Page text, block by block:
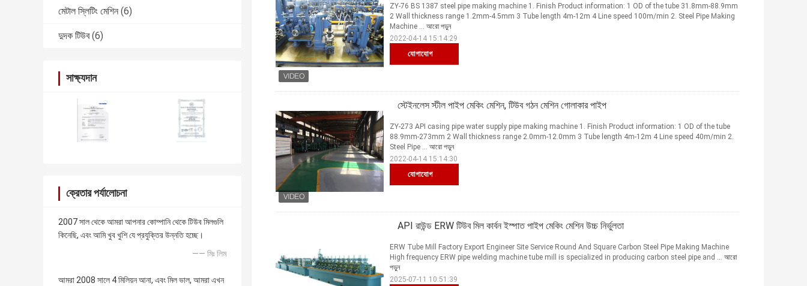
মেটাল স্লিটিং মেশিন (6)
দুদক টিউব (6)
সাক্ষ্যদান
ক্রেতার পর্যালোচনা
2007 সাল থেকে আমরা আপনার কোম্পানি থেকে টিউব মিলগুলি
কিনেছি, এবং আমি খুব খুশি যে প্রযুক্তির উন্নতি হচ্ছে।
—— মিঃ লিম
আমরা 2008 সালে 4 মিলিয়ন আনা, এবং মিল ভাল, আমরা এখন
যোগাযোগ
ZY-76 BS 1387 steel pipe making machine 1. Finish Product information: 1 OD of the tube 31.8mm-88.9mm
2 Wall thickness range 1.2mm-4.5mm 3 Tube length 4m-12m 4 Line speed 100m/min 2. Steel Pipe Making
Machine ... আরো পড়ুন
2022-04-14 15:14:29
স্টেইনলেস স্টীল পাইপ মেকিং মেশিন, টিউব গঠন মেশিন গোলাকার পাইপ
যোগাযোগ
ZY-273 API casing pipe water supply pipe making machine 1. Finish Product information: 1 OD of the tube
88.9mm-273mm 2 Wall thickness range 2.0mm-12.0mm 3 Tube length 4m-12m 4 Line speed 40m/min 2.
Steel Pipe ... আরো পড়ুন
2022-04-14 15:14:30
API রাউন্ড ERW টিউব মিল কার্বন ইস্পাত পাইপ মেকিং মেশিন উচ্চ নির্ভুলতা
ERW Tube Mill Factory Export Engineer Site Service Round And Square Carbon Steel Pipe Making Machine
High frequency ERW pipe welding machine tube mill is specialized in producing carbon steel pipe and ... আরো
পড়ুন
2025-07-11 10:51:39